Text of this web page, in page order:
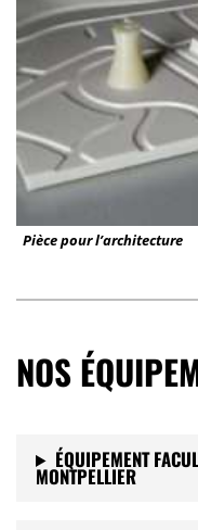
Pièce pour l’architecture
NOS
ÉQUIPEMENT
MONTPELLIER